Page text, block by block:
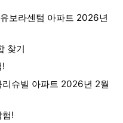
보라센텀 아파트 2026년
찾기
슈빌 아파트 2026년 2월
!